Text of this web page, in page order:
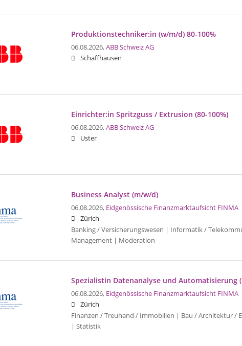
Produktionstechniker:in (w/m/d) 80-100%
06.08.2026,ABB Schweiz AG
Schaffhausen
Einrichter:in Spritzguss / Extrusion (80-100%)
06.08.2026,ABB Schweiz AG
Uster
Business Analyst (m/w/d)
06.08.2026, Eidgenössische Finanzmarktaufsicht FINMA
Zürich
Banking / Versicherungswesen | Informatik /
Management | Moderation
Spezialistin Datenanalyse und Automatisierung
06.08.2026, Eidgenössische Finanzmarktaufsicht FINMA
Zürich
Finanzen / Treuhand / Immobilien | Bau / Architektur /
| Statistik